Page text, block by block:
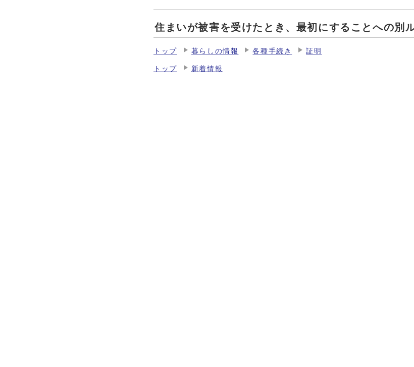
住まいが被害を受けたとき、最初にすることへの別
トップ 暮らしの情報 各種手続き 証明
トップ 新着情報